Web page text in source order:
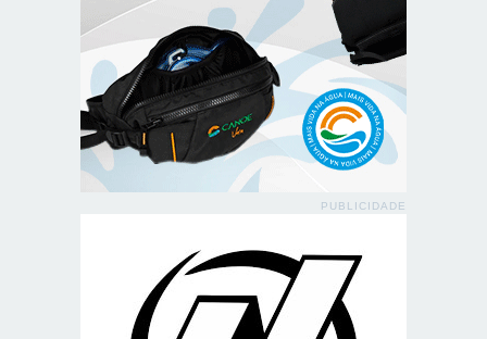
PUBLICIDADE